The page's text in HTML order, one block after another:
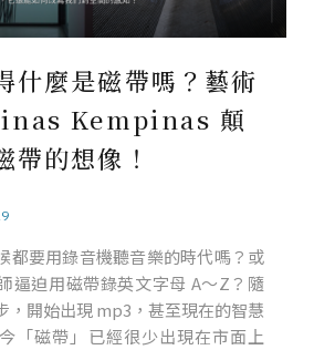
什麼是磁帶嗎？藝術
Kempinas 顛
帶的想像！
都要用錄音機聽音樂的時代嗎？或
逼迫用磁帶錄英文字母 A～Z？隨
，開始出現 mp3，甚至現在的智慧
「磁帶」已經很少出現在市面上